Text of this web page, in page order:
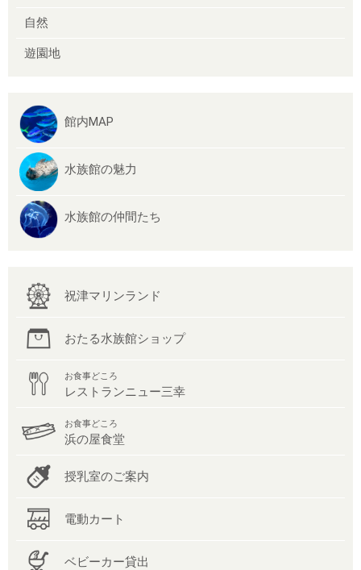
自然
遊園地
館内MAP
水族館の魅力
水族館の仲間たち
祝津マリンランド
おたる水族館ショップ
お食事どころ
レストランニュー三幸
お食事どころ
浜の屋食堂
授乳室のご案内
電動カート
ベビーカー貸出